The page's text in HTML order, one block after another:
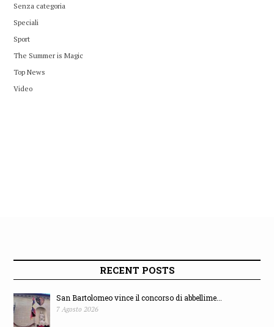
Senza categoria
Speciali
Sport
The Summer is Magic
Top News
Video
RECENT POSTS
San Bartolomeo vince il concorso di abbellime...
7 Agosto 2026